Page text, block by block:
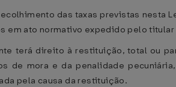
das taxas previstas nesta
em ato normativo expedido pelo
terá direito à restituição, total ou
de mora e da penalidade
pela causa da restituição.